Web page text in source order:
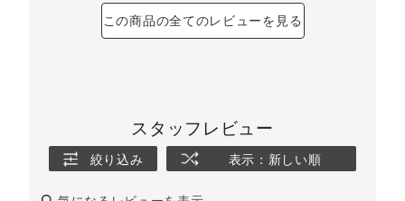
この商品の全てのレビューを見る
スタッフレビュー
絞り込み 表示：新しい順